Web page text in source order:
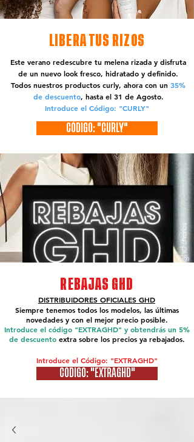
LIBERA TUS RIZOS
Este verano redescubre tu melena rizada y disfruta
de un nuevo look fresco, hidratado y definido.
Todos nuestros productos curly, ahora con un 35%
de descuento, hasta el 31 de Agosto.
Introduce el Código: "CURLY"
CÓDIGO: "CURLY"
REBAJAS GHD
DISTRIBUIDORES OFICIALES GHD
Siempre tenemos todos los modelos, las últimas
novedades y con el mejor precio posible.
Introduce el código "EXTRAGHD" y obtendrás un 5%
de descuento extra sobre los precios ya rebajados.
Introduce el Código: "EXTRAGHD"
CÓDIGO: "EXTRAGHD"